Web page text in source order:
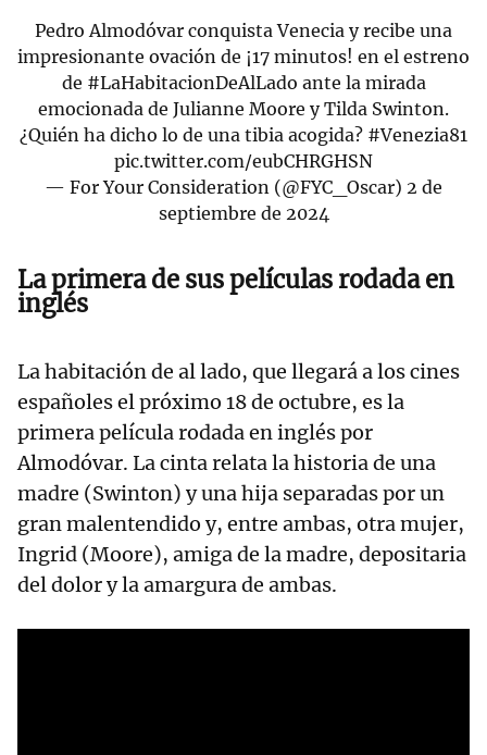
Pedro Almodóvar conquista Venecia y recibe una
impresionante ovación de ¡17 minutos! en el estreno
de #LaHabitacionDeAlLado ante la mirada
emocionada de Julianne Moore y Tilda Swinton.
¿Quién ha dicho lo de una tibia acogida? #Venezia81
pic.twitter.com/eubCHRGHSN
— For Your Consideration (@FYC_Oscar) 2 de
septiembre de 2024
La primera de sus películas rodada en
inglés
La habitación de al lado, que llegará a los cines
españoles el próximo 18 de octubre, es la
primera película rodada en inglés por
Almodóvar. La cinta relata la historia de una
madre (Swinton) y una hija separadas por un
gran malentendido y, entre ambas, otra mujer,
Ingrid (Moore), amiga de la madre, depositaria
del dolor y la amargura de ambas.